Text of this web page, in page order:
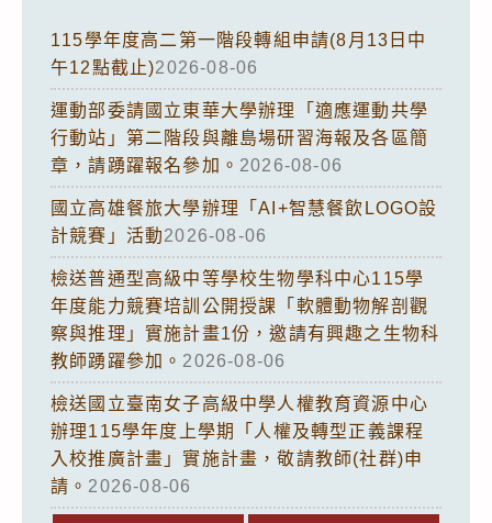
115學年度高二第一階段轉組申請(8月13日中
午12點截止)2026-08-06
運動部委請國立東華大學辦理「適應運動共學
行動站」第二階段與離島場研習海報及各區簡
章，請踴躍報名參加。 2026-08-06
國立高雄餐旅大學辦理「AI+智慧餐飲LOGO設
計競賽」活動2026-08-06
檢送普通型高級中等學校生物學科中心115學
年度能力競賽培訓公開授課「軟體動物解剖觀
察與推理」實施計畫1份，邀請有興趣之生物科
教師踴躍參加。 2026-08-06
檢送國立臺南女子高級中學人權教育資源中心
辦理115學年度上學期「人權及轉型正義課程
入校推廣計畫」實施計畫，敬請教師(社群)申
請。 2026-08-06